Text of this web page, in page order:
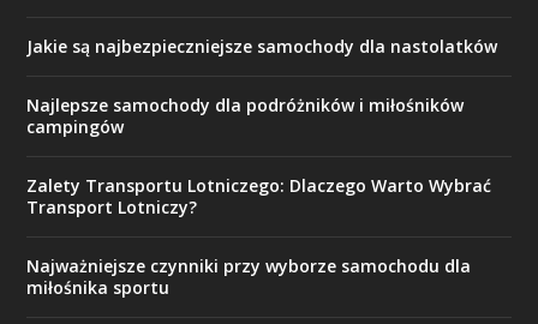
Jakie są najbezpieczniejsze samochody dla nastolatków
Najlepsze samochody dla podróżników i miłośników
campingów
Zalety Transportu Lotniczego: Dlaczego Warto Wybrać
Transport Lotniczy?
Najważniejsze czynniki przy wyborze samochodu dla
miłośnika sportu